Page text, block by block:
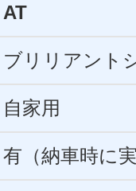
AT
ブリリアント
自家用
有（納車時に